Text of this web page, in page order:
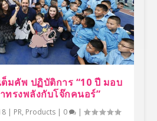
ต็มคัพ ปฏิบัติการ “10 ปี มอบ
ทรงพลังกับโจ๊กคนอร์”
| PR, Products| 0 |